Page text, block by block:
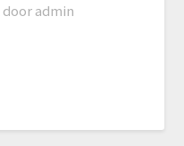
door admin